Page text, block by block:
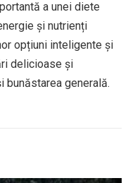
a unei diete
și nutrienți
opțiuni inteligente și
delicioase și
generală.